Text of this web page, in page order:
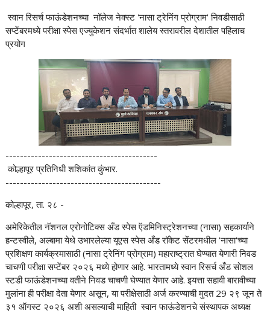
स्वान रिसर्च फाऊंडेशनच्या नॉलेज नेक्स्ट 'नासा ट्रेनिंग प्रोग्राम' निवडीसाठी
सप्टेंबरमध्ये परीक्षा स्पेस एज्युकेशन संदर्भात शालेय स्तरावरील देशातील पहिलाच
प्रयोग
------------------------------------------
कोल्हापूर प्रतिनिधी शशिकांत कुंभार.
-------------------------------------------
कोल्हापूर, ता. २८ -
अमेरिकेतील नॅशनल एरोनोटिक्स अँड स्पेस ऍडमिनिस्ट्रेशनच्या (नासा) सहकार्याने
हन्टस्वीले, अल्बामा येथे उभारलेल्या यूएस स्पेस अँड रॉकेट सेंटरमधील 'नासा'च्या
प्रशिक्षण कार्यक्रमासाठी (नासा ट्रेनिंग प्रोग्राम) महाराष्ट्रात घेण्यात येणारी निवड
चाचणी परीक्षा सप्टेंबर २०२६ मध्ये होणार आहे. भारतामध्ये स्वान रिसर्च अँड सोशल
स्टडी फाऊंडेशनच्या वतीने निवड चाचणी घेण्यात येणार आहे. इयत्ता सहावी बारावीच्या
मुलांना ही परीक्षा देता येणार असून, या परीक्षेसाठी अर्ज करण्याची मुदत 29 २९ जून ते
३१ ऑगस्ट २०२६ अशी असल्याची माहिती स्वान फाऊंडेशनचे संस्थापक अध्यक्ष